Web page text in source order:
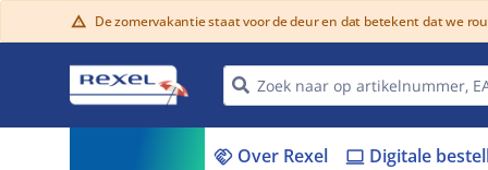
warning De zomervakantie staat voor de deur en dat betekent dat we
handshake Over Rexel laptop Digitale